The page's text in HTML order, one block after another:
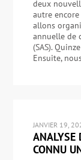
deux
autre
allons
annuelle de
(SAS).
Ensuite,
JANVIER 19,
ANALYSE
CONNU